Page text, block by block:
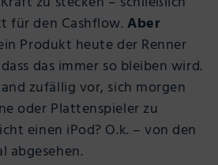
für den Cashflow.Aber
Produkt heute der Renner
das immer so bleiben wird.
zufällig vor, sich morgen
oder Plattenspieler zu
einen iPod? O.k. – von den
abgesehen.